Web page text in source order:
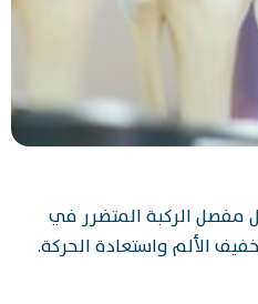
مفصل الركبة المتضرر في
الألم واستعادة الحركة.